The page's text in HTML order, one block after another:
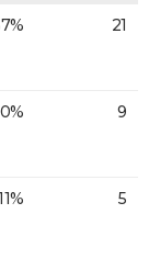
21
9
5